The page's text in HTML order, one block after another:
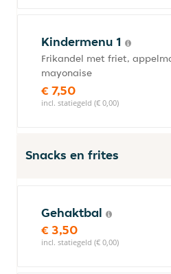
Kindermenu 1
Frikandel met friet,
mayonaise
€ 7,50
incl. statiegeld (€ 0,00)
Snacks en frites
Gehaktbal
€ 3,50
incl. statiegeld (€ 0,00)